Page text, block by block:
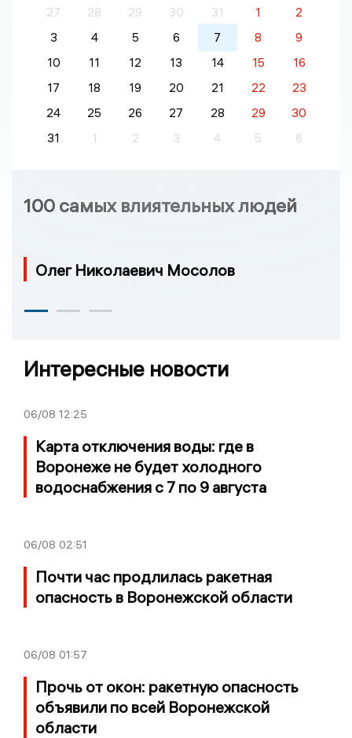
27 28 29 30 31 1
2
3
4 5 6 7 8
9
10
11 12 13 14 15
16
17
18 19 20 21 22
23
24
25 26 27 28 29
30
31
1 2 3 4 5 6
100 самых влиятельных людей
Олег Николаевич Мосолов
Интересные новости
06/08 12:25
Карта отключения воды: где в
Воронеже не будет холодного
водоснабжения с 7 по 9 августа
06/08 02:51
Почти час продлилась ракетная
опасность в Воронежской области
06/08 01:57
Прочь от окон: ракетную опасность
объявили по всей Воронежской
области